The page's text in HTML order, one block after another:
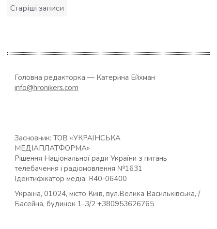
Навігація
Старіші записи
Головна редакторка — Катерина Ейхман
info@hronikers.com
Засновник: ТОВ «УКРАЇНСЬКА
МЕДІАПЛАТФОРМА»
Рішення Національної ради України з питань
телебачення і радіомовлення №1631
Ідентифікатор медіа: R40-06400
Україна, 01024, місто Київ, вул.Велика Васильківська, /
Басейна, будинок 1-3/2 +380953626765